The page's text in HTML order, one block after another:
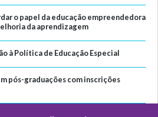
o papel da educação empreendedora
da aprendizagem
à Política de Educação Especial
pós-graduações com inscrições